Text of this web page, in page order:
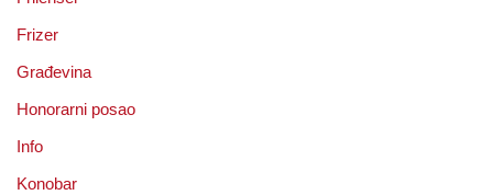
Frizer
Građevina
Honorarni posao
Info
Konobar